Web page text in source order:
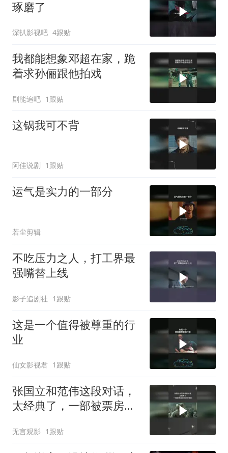
琢磨了
深扒影视吧 4跟贴
我都能想象邓超在家，跪
着求孙俪跟他拍戏
剧能追吧 1跟贴
这锅我可不背
阿佳说剧 1跟贴
运气是实力的一部分
若尘剪辑
不吃压力之人，打工界最
强嘴替上线
影子追剧社 1跟贴
这是一个值得被尊重的行
业
仙女影视君 1跟贴
张国立和范伟这段对话，
太经典了，一部被票房低
无言观影 1跟贴